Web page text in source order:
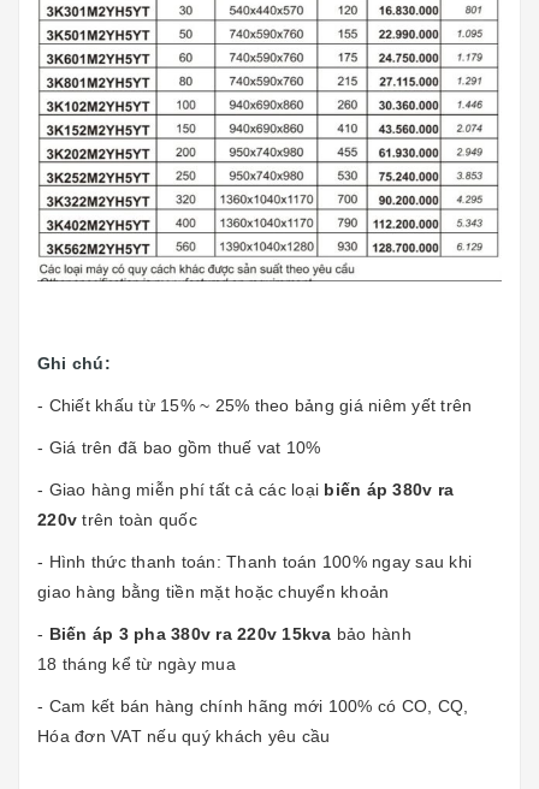
Ghi chú:
- Chiết khấu từ 15% ~ 25% theo bảng giá niêm yết trên
- Giá trên đã bao gồm thuế vat 10%
- Giao hàng miễn phí tất cả các loại biến áp 380v ra
220v trên toàn quốc
- Hình thức thanh toán: Thanh toán 100% ngay sau khi
giao hàng bằng tiền mặt hoặc chuyển khoản
- Biến áp 3 pha 380v ra 220v 15kva bảo hành
18 tháng kể từ ngày mua
- Cam kết bán hàng chính hãng mới 100% có CO, CQ,
Hóa đơn VAT nếu quý khách yêu cầu